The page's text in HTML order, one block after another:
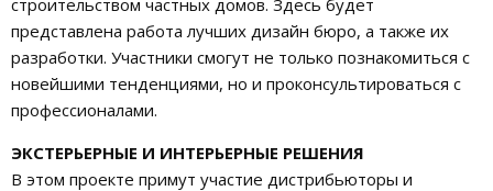
представлена работа лучших дизайн бюро, а также их
разработки. Участники смогут не только познакомиться с
новейшими тенденциями, но и проконсультироваться с
профессионалами.
ЭКСТЕРЬЕРНЫЕ И ИНТЕРЬЕРНЫЕ РЕШЕНИЯ
В этом проекте примут участие дистрибьюторы и